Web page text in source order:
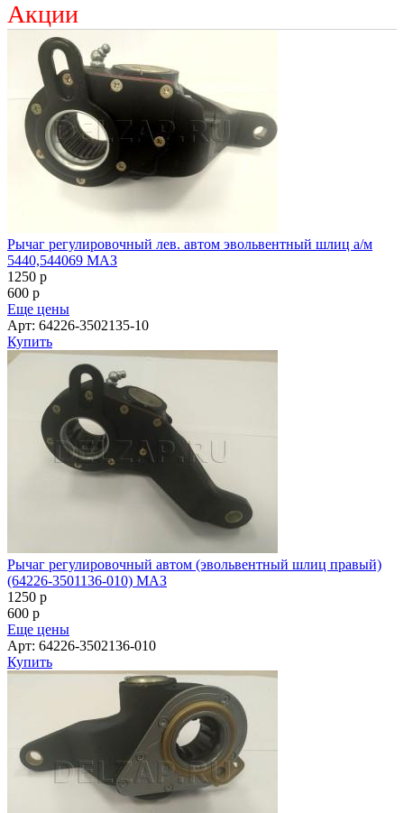
Акции
Рычаг регулировочный лев. автом эвольвентный шлиц а/м
5440,544069 МАЗ
1250 p
600 p
Еще цены
Арт: 64226-3502135-10
Купить
Рычаг регулировочный автом (эвольвентный шлиц правый)
(64226-3501136-010) МАЗ
1250 p
600 p
Еще цены
Арт: 64226-3502136-010
Купить